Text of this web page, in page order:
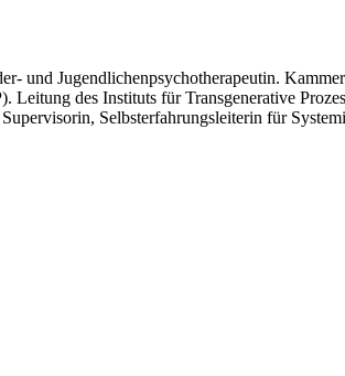
und Jugendlichenpsychotherapeutin.
des Instituts für Transgenerative
Selbsterfahrungsleiterin für